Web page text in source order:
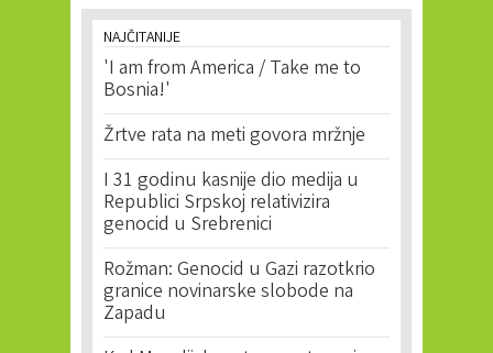
NAJČITANIJE
'I am from America / Take me to
Bosnia!'
Žrtve rata na meti govora mržnje
I 31 godinu kasnije dio medija u
Republici Srpskoj relativizira
genocid u Srebrenici
Rožman: Genocid u Gazi razotkrio
granice novinarske slobode na
Zapadu